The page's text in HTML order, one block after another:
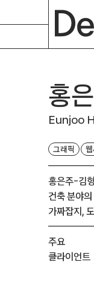
홍
Eunjoo
그래픽 웹
홍은주-김
건축 분야
가짜잡지,
주요
클라이언트